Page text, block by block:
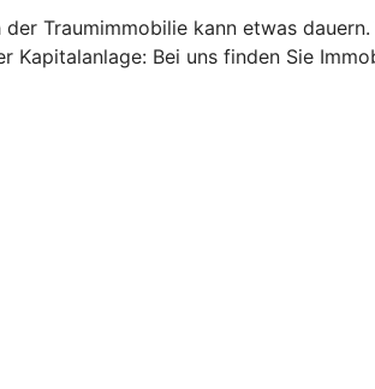
Traumimmobilie kann etwas
Bei uns finden Sie